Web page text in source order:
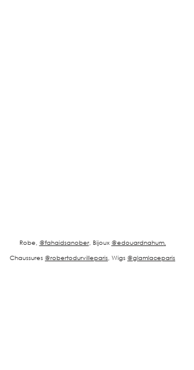
Robe, @fahaidsanober, Bijoux @edouardnahum,
Chaussures @robertodurvilleparis, Wigs @glamlaceparis